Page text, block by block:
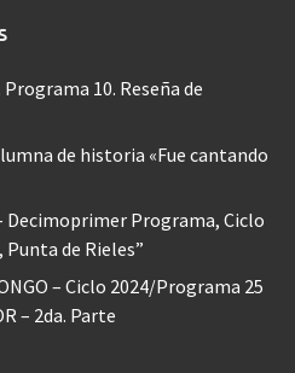
Programa 10. Reseña de
de historia «Fue cantando
Decimoprimer Programa, Ciclo
Punta de Rieles”
– Ciclo 2024/Programa 25
– 2da. Parte